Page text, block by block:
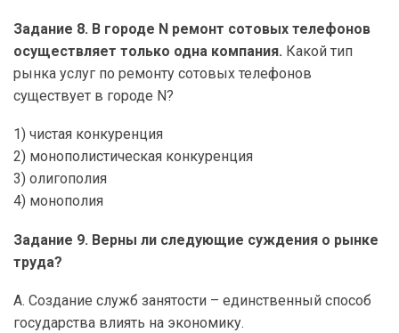
Задание 8. В городе N ремонт сотовых телефонов
осуществляет только одна компания. Какой тип
рынка услуг по ремонту сотовых телефонов
существует в городе N?
1) чистая конкуренция
2) монополистическая конкуренция
3) олигополия
4) монополия
Задание 9. Верны ли следующие суждения о рынке
труда?
А. Создание служб занятости – единственный способ
государства влиять на экономику.